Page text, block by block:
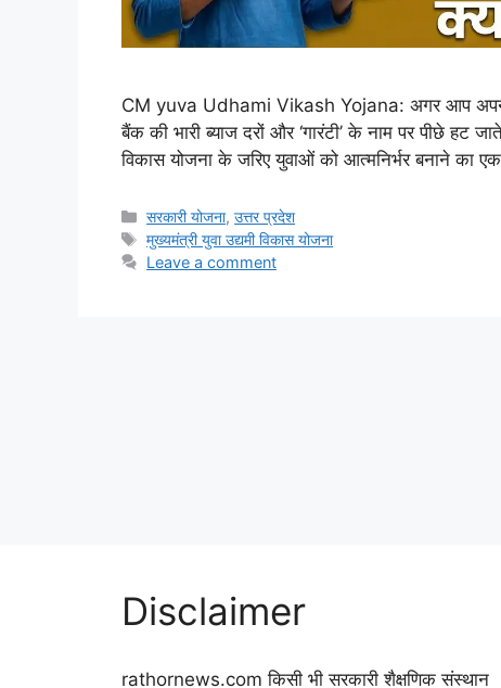
CM yuva Udhami Vikash Yojana: ​अगर आप अपना
बैंक की भारी ब्याज दरों और ‘गारंटी’ के नाम पर पीछे हट
विकास योजना के जरिए युवाओं को आत्मनिर्भर बनाने का
Categories
सरकारी योजना,उत्तर प्रदेश
Tags
मुख्यमंत्री युवा उद्यमी विकास योजना
Leave a comment
Disclaimer
rathornews.com किसी भी सरकारी शैक्षणिक संस्थान